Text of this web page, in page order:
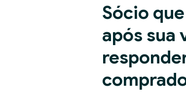
Sócio
após sua